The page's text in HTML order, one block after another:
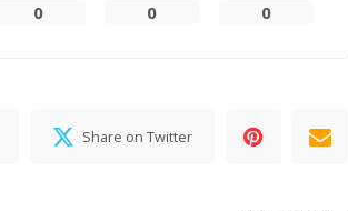
0
0
0
Share on Twitter